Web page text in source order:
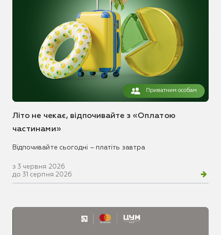
Приватним особам
Літо не чекає, відпочивайте з «Оплатою
частинами»
Відпочивайте сьогодні – платіть завтра
з 3 червня 2026
до 31 серпня 2026